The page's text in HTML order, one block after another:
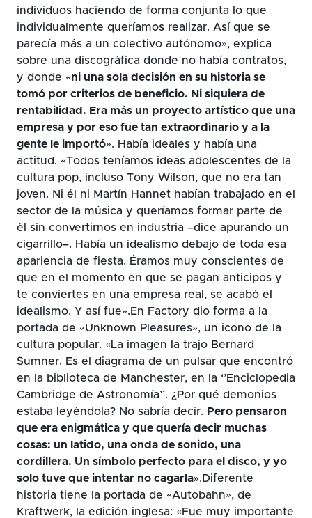
individuos haciendo de forma conjunta lo que
individualmente queríamos realizar. Así que se
parecía más a un colectivo autónomo», explica
sobre una discográfica donde no había contratos,
y donde «ni una sola decisión en su historia se
tomó por criterios de beneficio. Ni siquiera de
rentabilidad. Era más un proyecto artístico que una
empresa y por eso fue tan extraordinario y a la
gente le importó». Había ideales y había una
actitud. «Todos teníamos ideas adolescentes de la
cultura pop, incluso Tony Wilson, que no era tan
joven. Ni él ni Martín Hannet habían trabajado en el
sector de la música y queríamos formar parte de
él sin convertirnos en industria –dice apurando un
cigarrillo–. Había un idealismo debajo de toda esa
apariencia de fiesta. Éramos muy conscientes de
que en el momento en que se pagan anticipos y
te conviertes en una empresa real, se acabó el
idealismo. Y así fue».En Factory dio forma a la
portada de «Unknown Pleasures», un icono de la
cultura popular. «La imagen la trajo Bernard
Sumner. Es el diagrama de un pulsar que encontró
en la biblioteca de Manchester, en la ‘’Enciclopedia
Cambridge de Astronomía’’. ¿Por qué demonios
estaba leyéndola? No sabría decir. Pero pensaron
que era enigmática y que quería decir muchas
cosas: un latido, una onda de sonido, una
cordillera. Un símbolo perfecto para el disco, y yo
solo tuve que intentar no cagarla».Diferente
historia tiene la portada de «Autobahn», de
Kraftwerk, la edición inglesa: «Fue muy importante